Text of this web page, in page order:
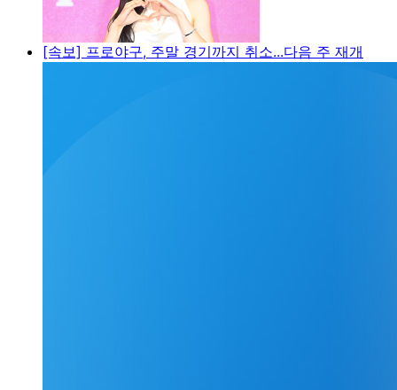
[속보] 프로야구, 주말 경기까지 취소...다음 주 재개